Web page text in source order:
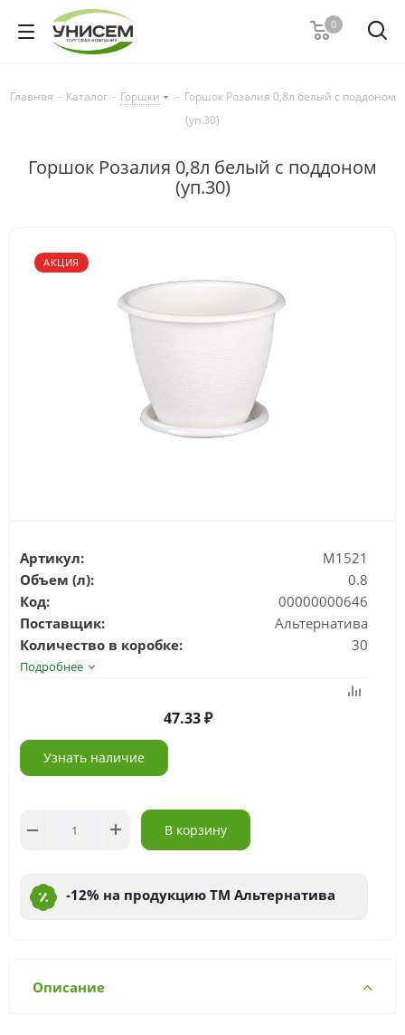
0
Главная - Каталог - Горшки - Горшок Розалия 0,8л белый с поддоном
(уп.30)
Горшок Розалия 0,8л белый с поддоном
(уп.30)
АКЦИЯ
Артикул:
М1521
Объем (л):
0.8
Код:
00000000646
Поставщик:
Альтернатива
Количество в коробке:
30
Подробнее
47.33
Узнать наличие
В корзину
-12% на продукцию ТМ Альтернатива
Описание